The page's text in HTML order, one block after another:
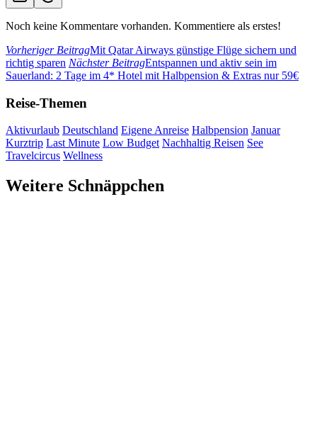
Noch keine Kommentare vorhanden. Kommentiere als erstes!
Vorheriger BeitragMit Qatar Airways günstige Flüge sichern und
richtig sparen Nächster BeitragEntspannen und aktiv sein im
Sauerland: 2 Tage im 4* Hotel mit Halbpension & Extras nur 59€
Reise-Themen
Aktivurlaub Deutschland Eigene Anreise Halbpension Januar
Kurztrip Last Minute Low Budget Nachhaltig Reisen See
Travelcircus Wellness
Weitere Schnäppchen